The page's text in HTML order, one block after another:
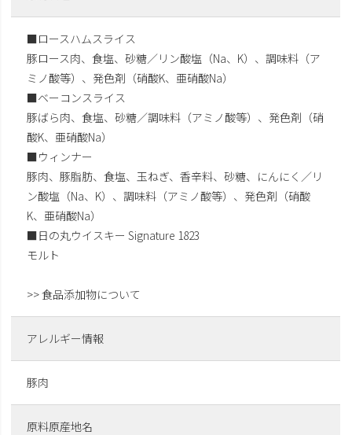
■ロースハムスライス
豚ロース肉、食塩、砂糖／リン酸塩（Na、K）、調味料（ア
ミノ酸等）、発色剤（硝酸K、亜硝酸Na）
■ベーコンスライス
豚ばら肉、食塩、砂糖／調味料（アミノ酸等）、発色剤（硝
酸K、亜硝酸Na）
■ウィンナー
豚肉、豚脂肪、食塩、玉ねぎ、香辛料、砂糖、にんにく／リ
ン酸塩（Na、K）、調味料（アミノ酸等）、発色剤（硝酸
K、亜硝酸Na）
■日の丸ウイスキー Signature 1823
モルト
>> 食品添加物について
アレルギー情報
豚肉
原料原産地名